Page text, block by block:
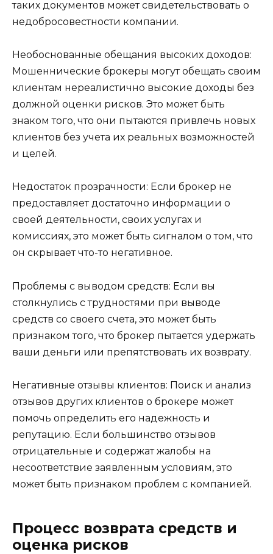
таких документов может свидетельствовать о
недобросовестности компании.
Необоснованные обещания высоких доходов:
Мошеннические брокеры могут обещать своим
клиентам нереалистично высокие доходы без
должной оценки рисков. Это может быть
знаком того, что они пытаются привлечь новых
клиентов без учета их реальных возможностей
и целей.
Недостаток прозрачности: Если брокер не
предоставляет достаточно информации о
своей деятельности, своих услугах и
комиссиях, это может быть сигналом о том, что
он скрывает что-то негативное.
Проблемы с выводом средств: Если вы
столкнулись с трудностями при выводе
средств со своего счета, это может быть
признаком того, что брокер пытается удержать
ваши деньги или препятствовать их возврату.
Негативные отзывы клиентов: Поиск и анализ
отзывов других клиентов о брокере может
помочь определить его надежность и
репутацию. Если большинство отзывов
отрицательные и содержат жалобы на
несоответствие заявленным условиям, это
может быть признаком проблем с компанией.
Процесс возврата средств и
оценка рисков